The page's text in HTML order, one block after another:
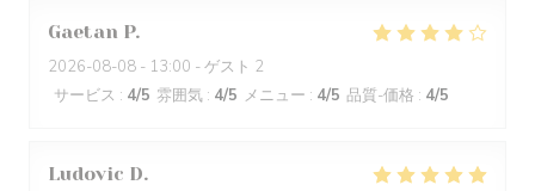
Gaetan P
2026-08-08 - 13:00 - ゲスト 2
サービス : 4/5 雰囲気 : 4/5 メニュー : 4/5 品質-価格 : 4/5
Ludovic D